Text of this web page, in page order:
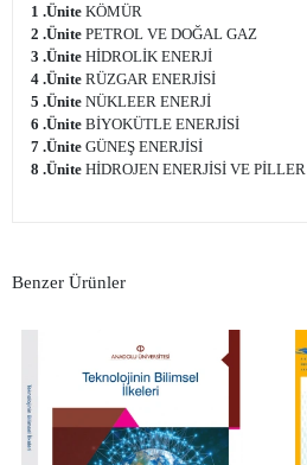
1 .Ünite KÖMÜR
2 .Ünite PETROL VE DOĞAL GAZ
3 .Ünite HİDROLİK ENERJİ
4 .Ünite RÜZGAR ENERJİSİ
5 .Ünite NÜKLEER ENERJİ
6 .Ünite BİYOKÜTLE ENERJİSİ
7 .Ünite GÜNEŞ ENERJİSİ
8 .Ünite HİDROJEN ENERJİSİ VE PİLLER
Benzer Ürünler